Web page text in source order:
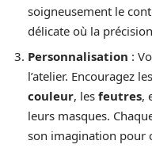
soigneusement le
délicate où la
Personnalisation :
l’atelier. Encouragez
couleur, les feutres,
leurs masques.
son imagination pour